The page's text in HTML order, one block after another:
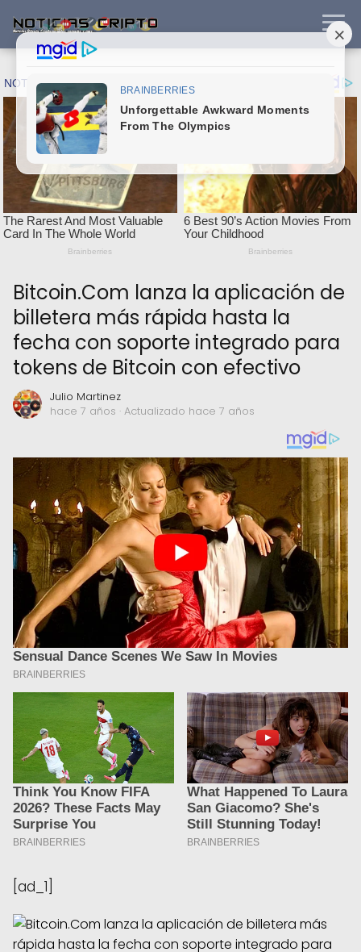
Bitcoin.Com lanza la aplicación de
billetera más rápida hasta la
fecha con soporte integrado para
tokens de Bitcoin con efectivo
Julio Martinez
hace 7 años · Actualizado hace 7 años
[ad_1]